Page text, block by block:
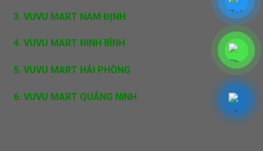
3. VUVU MART NAM ĐỊNH
4. VUVU MART NINH BÌNH
5. VUVU MART HẢI PHÒNG
6. VUVU MART QUẢNG NINH